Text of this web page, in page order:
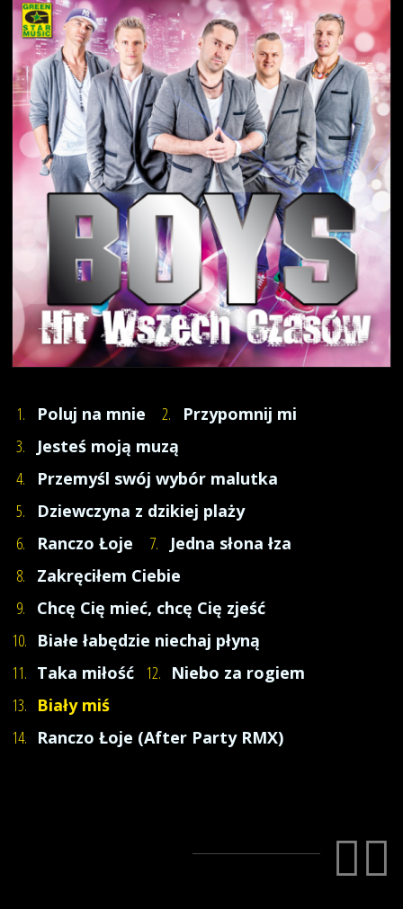
1. Poluj na mnie 2.
Przypomnij mi
3.
Jesteś moją muzą
4.
Przemyśl swój wybór malutka
5.
Dziewczyna z dzikiej plaży
6.
Ranczo Łoje 7.
Jedna słona łza
8.
Zakręciłem Ciebie
9.
Chcę Cię mieć, chcę Cię zjeść
10. Białe łabędzie niechaj płyną
11. Taka miłość 12. Niebo za rogiem
13. Biały miś
14. Ranczo Łoje (After Party RMX)